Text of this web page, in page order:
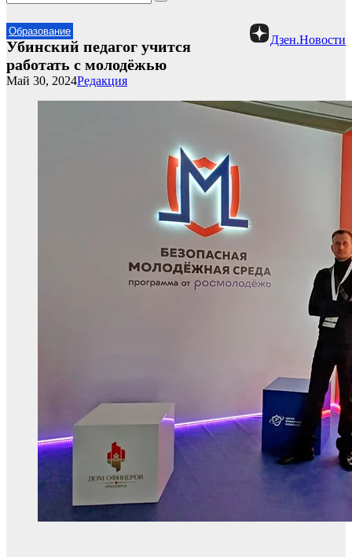
Образование
Дзен.Новости
Убинский педагог учится
работать с молодёжью
Редакция
Май 30, 2024